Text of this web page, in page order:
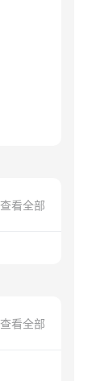
查看全部
查看全部